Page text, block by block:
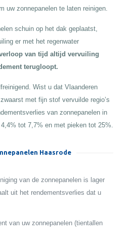
uw zonnepanelen te laten reinigen.
schuin op het dak geplaatst,
er met het regenwater
van tijd altijd vervuiling
terugloopt.
Wist u dat Vlaanderen
met fijn stof vervuilde regio’s
van zonnepanelen in
tot 7,7% en met pieken tot 25%.
Haasrode
van de zonnepanelen is lager
uit het rendementsverlies dat u
van uw zonnepanelen (tientallen